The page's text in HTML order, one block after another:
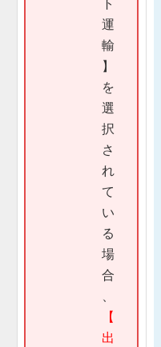
ト
運
輸
】
を
選
択
さ
れ
て
い
る
場
合
【
出